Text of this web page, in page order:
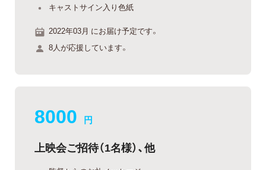
キャストサイン入り色紙
2022年03月 にお届け予定です。
8人が応援しています。
8000 円
上映会ご招待（1名様）、他